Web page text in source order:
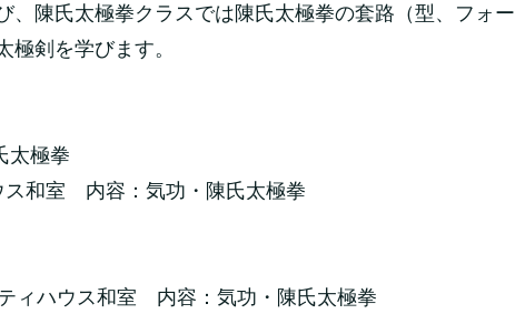
、陳氏太極拳クラスでは陳氏太極拳の套路（型、フォー
剣を学びます。
太極拳
ス和室 内容：気功・陳氏太極拳
ィハウス和室 内容：気功・陳氏太極拳